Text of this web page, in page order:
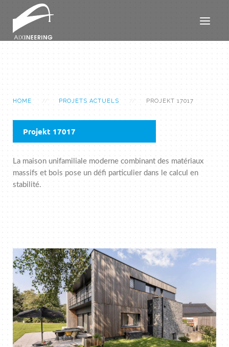
HOME PROJETS ACTUELS PROJEKT 17017
Projekt 17017
La maison unifamiliale moderne combinant des matériaux
massifs et bois pose un défi particulier dans le calcul en
stabilité.